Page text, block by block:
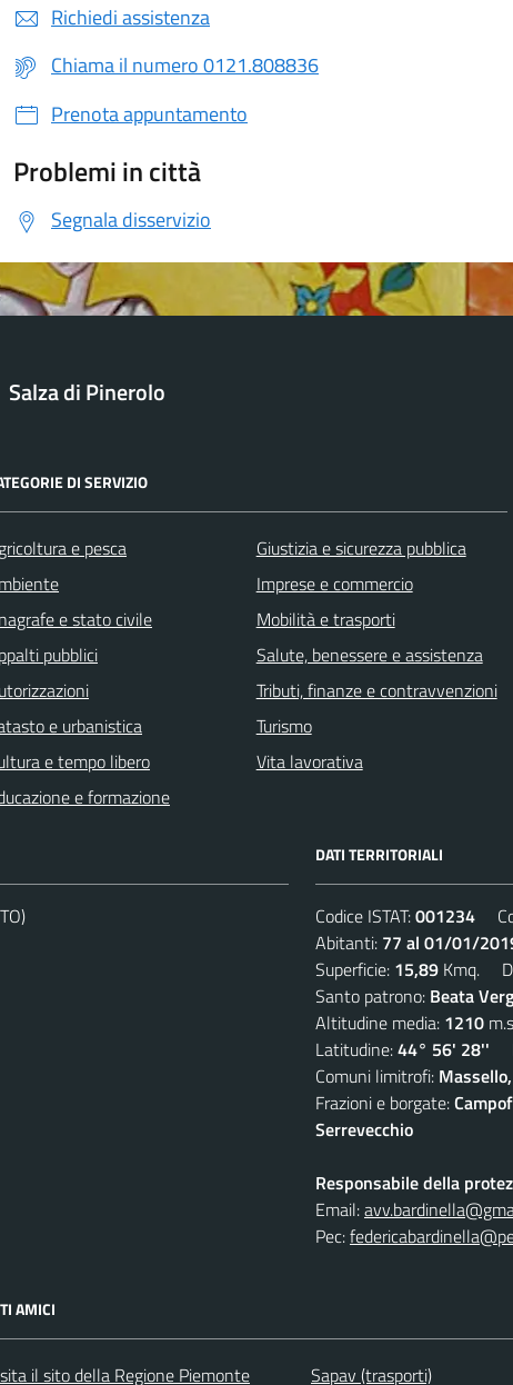
Richiedi assistenza
Chiama il numero 0121.808836
Prenota appuntamento
Problemi in città
Segnala disservizio
Salza di Pinerolo
DI SERVIZIO
e pesca
e stato civile
pubblici
e urbanistica
e tempo libero
e formazione
Giustizia e sicurezza pubblica
Imprese e commercio
Mobilità e trasporti
Salute, benessere e assistenza
Tributi, finanze e contravvenzioni
Turismo
Vita lavorativa
DATI TERRITORIALI
Codice ISTAT:001234
Abitanti: 77 al 01/01/
Superficie: 15,89 Kmq.
Santo patrono: Beata
Altitudine media: 1210
Latitudine:44° 56' 28''
Comuni limitrofi:
Frazioni e borgate:
Serrevecchio
Responsabile della
Email:
Pec:
AMICI
il sito della Regione Piemonte
Sapav (trasporti)